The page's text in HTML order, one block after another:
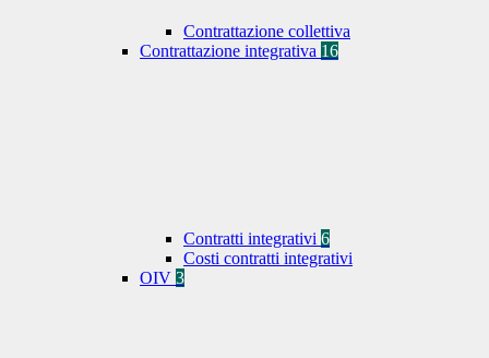
Contrattazione collettiva
Contrattazione integrativa 16
Contratti integrativi 6
Costi contratti integrativi
OIV 3